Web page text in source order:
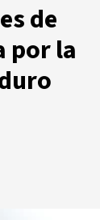
de
por la